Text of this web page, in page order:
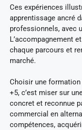
Ces expériences
apprentissage ancré
professionnels, avec
L’accompagnement
chaque parcours et
marché.
Choisir une
+5, c’est miser sur
concret et reconnue
commercial en
compétences,